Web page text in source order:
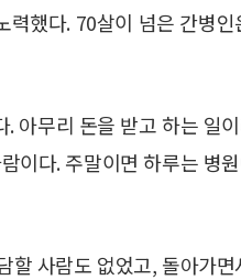
력했다. 70살이 넘은 간병인
아무리 돈을 받고 하는 일
이다. 주말이면 하루는 병
할 사람도 없었고, 돌아가면